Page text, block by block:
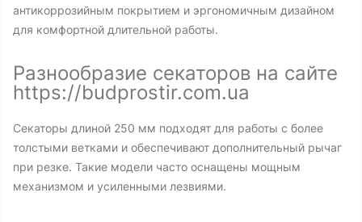
антикоррозийным покрытием и эргономичным дизайном
для комфортной длительной работы.
Разнообразие секаторов на сайте
https://budprostir.com.ua
Секаторы длиной 250 мм подходят для работы с более
толстыми ветками и обеспечивают дополнительный рычаг
при резке. Такие модели часто оснащены мощным
механизмом и усиленными лезвиями.